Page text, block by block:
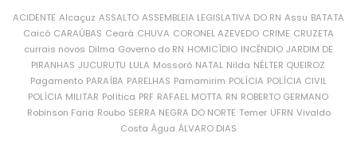
ACIDENTE Alcaçuz ASSALTO ASSEMBLEIA LEGISLATIVA DO RN Assu BATATA
Caicó CARAÚBAS Ceará CHUVA CORONEL AZEVEDO CRIME CRUZETA
currais novos Dilma Governo do RN HOMICÍDIO INCÊNDIO JARDIM DE
PIRANHAS JUCURUTU LULA Mossoró NATAL Nilda NÉLTER QUEIROZ
Pagamento PARAÍBA PARELHAS Parnamirim POLÍCIA POLÍCIA CIVIL
POLÍCIA MILITAR Política PRF RAFAEL MOTTA RN ROBERTO GERMANO
Robinson Faria Roubo SERRA NEGRA DO NORTE Temer UFRN Vivaldo
Costa Água ÁLVARO DIAS